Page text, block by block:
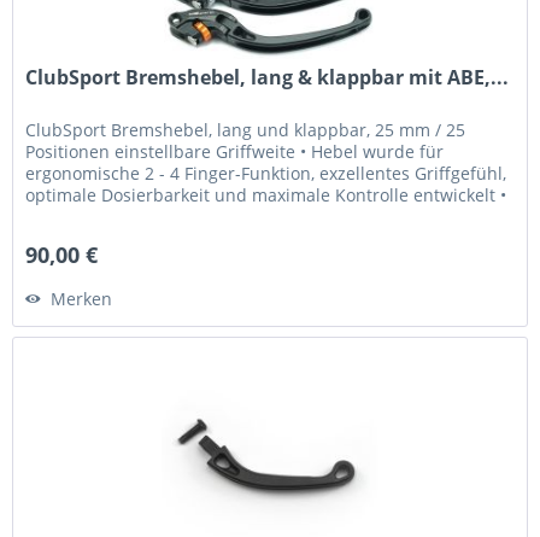
ClubSport Bremshebel, lang & klappbar mit ABE,...
ClubSport Bremshebel, lang und klappbar, 25 mm / 25
Positionen einstellbare Griffweite • Hebel wurde für
ergonomische 2 - 4 Finger-Funktion, exzellentes Griffgefühl,
optimale Dosierbarkeit und maximale Kontrolle entwickelt •
90,00 €
Merken